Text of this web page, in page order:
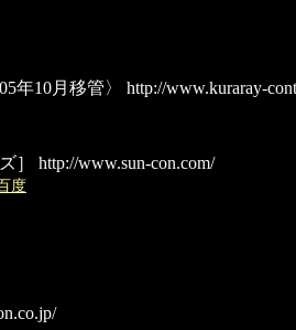
年10月移管〉 http://www.kuraray-
］ http://www.sun-con.com/
度